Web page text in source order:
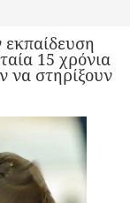
15 χρόνια
να στηρίξουν